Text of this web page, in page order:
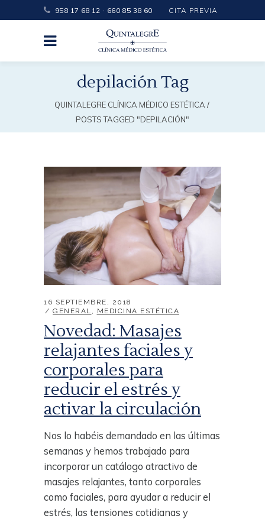
958 17 68 12 · 660 85 38 60 CITA PREVIA
depilación Tag
QUINTALEGRE CLÍNICA MÉDICO ESTÉTICA /
POSTS TAGGED "DEPILACIÓN"
16 SEPTIEMBRE, 2018
GENERAL , MEDICINA ESTÉTICA
Novedad: Masajes
relajantes faciales y
corporales para
reducir el estrés y
activar la circulación
Nos lo habéis demandado en las últimas
semanas y hemos trabajado para
incorporar un catálogo atractivo de
masajes relajantes, tanto corporales
como faciales, para ayudar a reducir el
estrés, las tensiones cotidianas y